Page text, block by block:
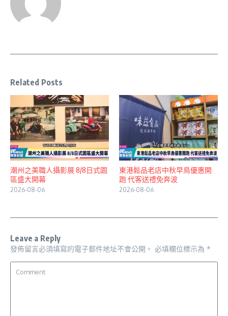
Related Posts
潮州之美職人攝影展 8/8日式園
區盛大開幕
2026-08-06
東港鬆品老店中秋早鳥優惠開
跑 代客送禮免奔波
2026-08-06
Leave a Reply
發佈留言必須填寫的電子郵件地址不會公開。 必填欄位標示為 *